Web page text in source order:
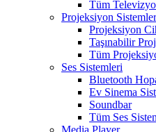
Tüm
Projeksiyon
Projeksiyon
Taşınabilir
Tüm
Ses Sistemleri
Bluetooth
Ev Sinema
Soundbar
Tüm Ses
Media Player